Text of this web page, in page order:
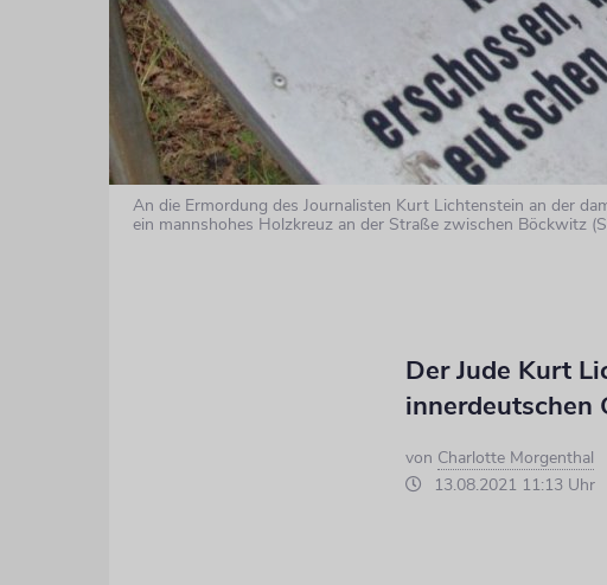
An die Ermordung des Journalisten Kurt Lichtenstein an der
ein mannshohes Holzkreuz an der Straße zwischen Böckwitz
Der Jude Kurt
innerdeutschen
von Charlotte Morgenthal
13.08.2021 11:13 Uhr